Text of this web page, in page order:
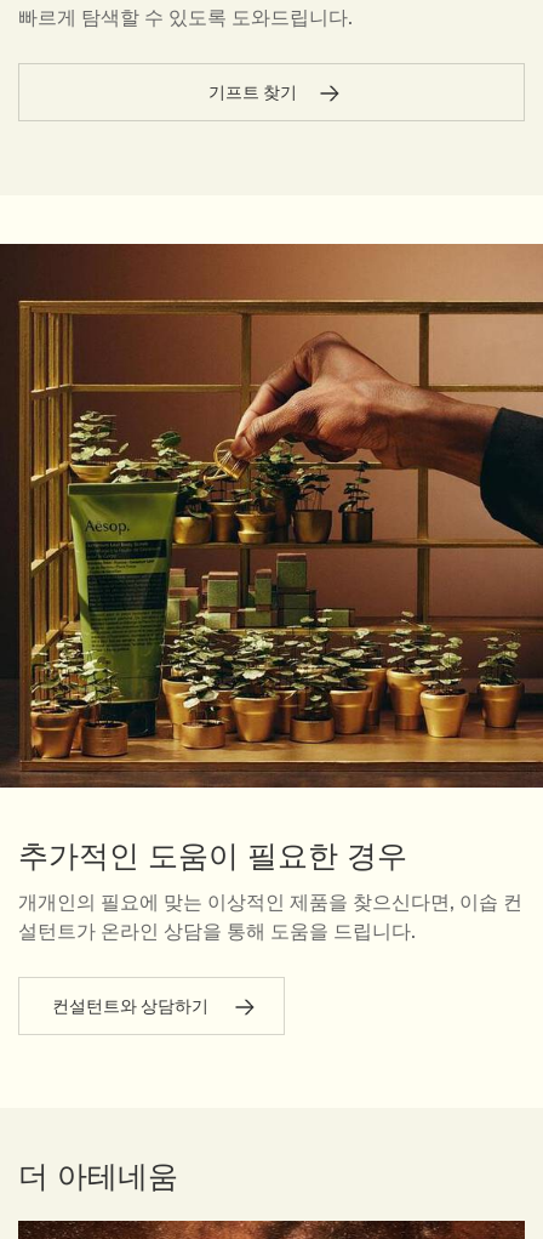
빠르게 탐색할 수 있도록 도와드립니다.
기프트 찾기
추가적인 도움이 필요한 경우
개개인의 필요에 맞는 이상적인 제품을 찾으신다면, 이솝 컨
설턴트가 온라인 상담을 통해 도움을 드립니다.
컨설턴트와 상담하기
더 아테네움